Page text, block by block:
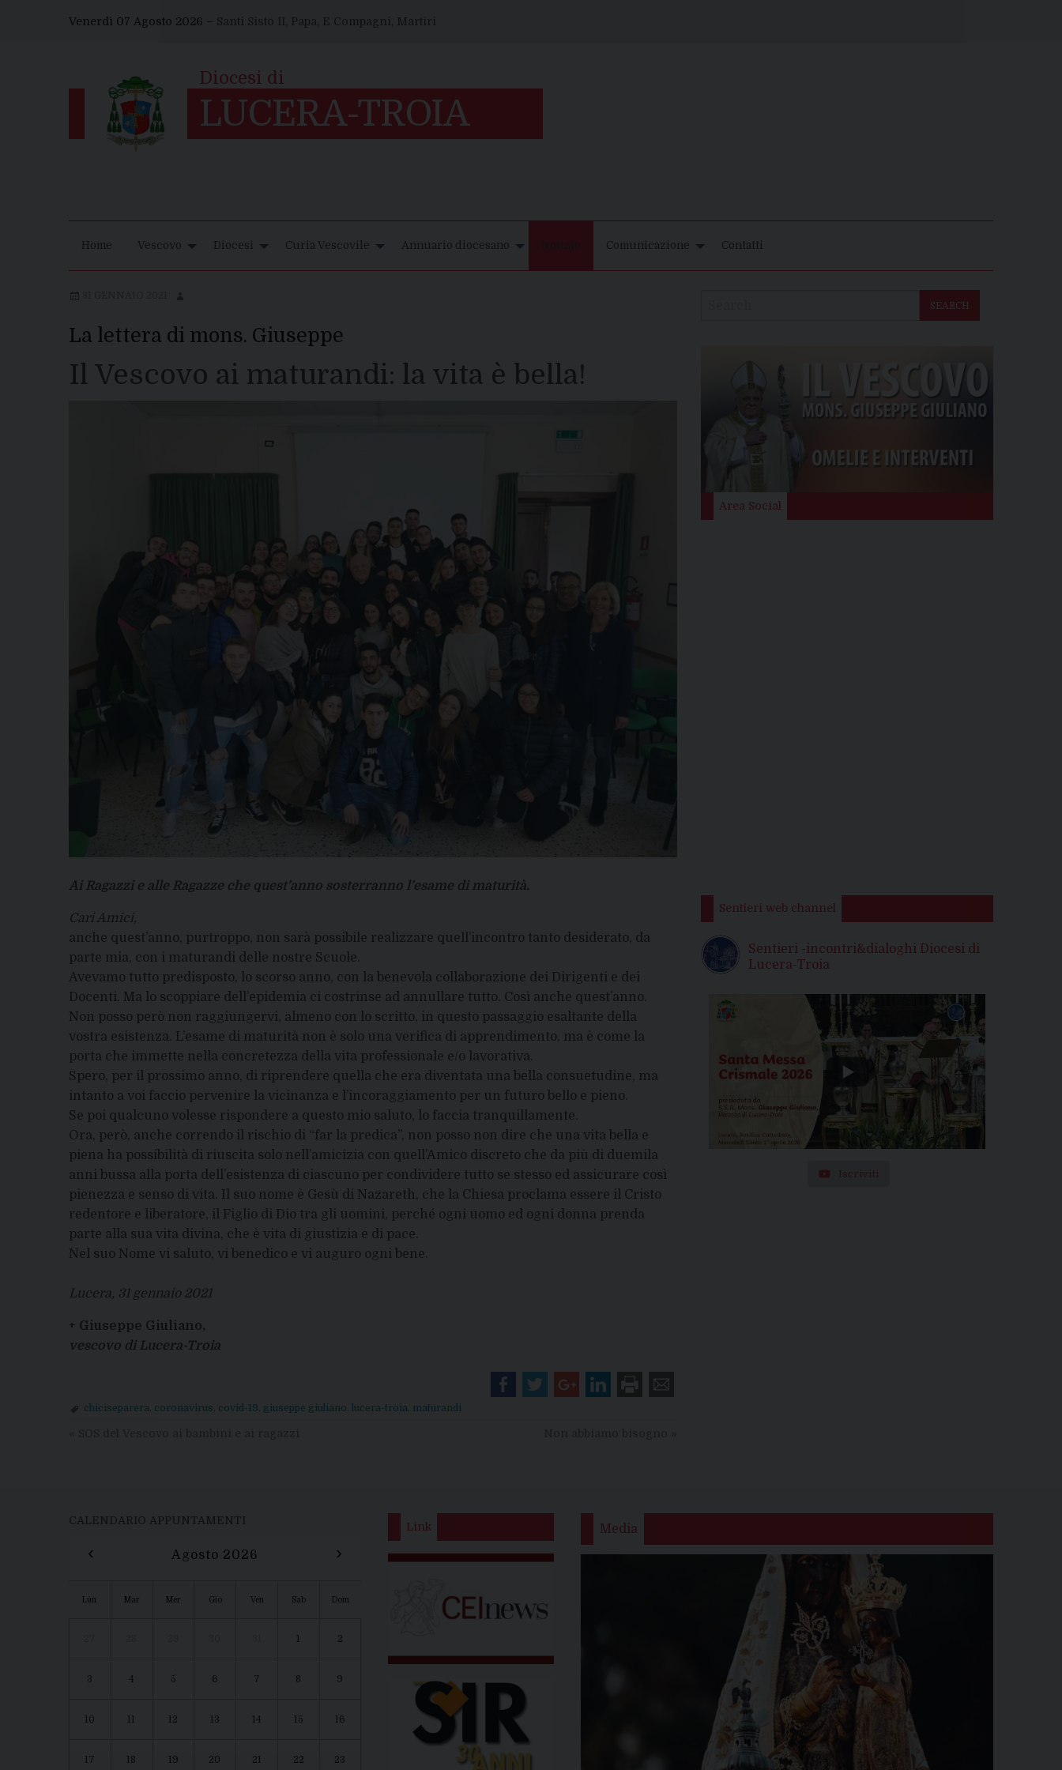
Venerdì 07 Agosto 2026 – Santi Sisto II, Papa, E Compagni, Martiri
Home Vescovo Diocesi Curia Vescovile Annuario diocesano Notizie Comunicazione Contatti
La lettera di mons. Giuseppe
Il Vescovo ai maturandi: la vita è bella!
Ai Ragazzi e alle Ragazze che quest’anno sosterranno l’esame di maturità.
Cari Amici,
anche quest’anno, purtroppo, non sarà possibile realizzare quell’incontro tanto desiderato, da
parte mia, con i maturandi delle nostre Scuole.
Avevamo tutto predisposto, lo scorso anno, con la benevola collaborazione dei Dirigenti e dei
Docenti. Ma lo scoppiare dell’epidemia ci costrinse ad annullare tutto. Così anche quest’anno.
Non posso però non raggiungervi, almeno con lo scritto, in questo passaggio esaltante della
vostra esistenza. L’esame di maturità non è solo una verifica di apprendimento, ma è come la
porta che immette nella concretezza della vita professionale e/o lavorativa.
Spero, per il prossimo anno, di riprendere quella che era diventata una bella consuetudine, ma
intanto a voi faccio pervenire la vicinanza e l’incoraggiamento per un futuro bello e pieno.
Se poi qualcuno volesse rispondere a questo mio saluto, lo faccia tranquillamente.
Ora, però, anche correndo il rischio di “far la predica”, non posso non dire che una vita bella e
piena ha possibilità di riuscita solo nell’amicizia con quell’Amico discreto che da più di duemila
anni bussa alla porta dell’esistenza di ciascuno per condividere tutto se stesso ed assicurare così
pienezza e senso di vita. Il suo nome è Gesù di Nazareth, che la Chiesa proclama essere il Cristo
redentore e liberatore, il Figlio di Dio tra gli uomini, perché ogni uomo ed ogni donna prenda
parte alla sua vita divina, che è vita di giustizia e di pace.
Nel suo Nome vi saluto, vi benedico e vi auguro ogni bene.
Lucera, 31 gennaio 2021
+ Giuseppe Giuliano,
vescovo di Lucera-Troia
chiciseparera coronavirus covid-19 giuseppe giuliano lucera-troia maturandi
SEARCH
Area Social
Sentieri web channel
Sentieri -incontri&dialoghi Diocesi di
Lucera-Troia
Iscriviti
CALENDARIO APPUNTAMENTI
‹ Agosto 2026 ›
Lun Mar Mer Gio Ven Sab Dom
1 2
3 4 5 6 7 8 9
10 11 12 13 14 15 16
17 18 19 20 21 22 23
Link Media